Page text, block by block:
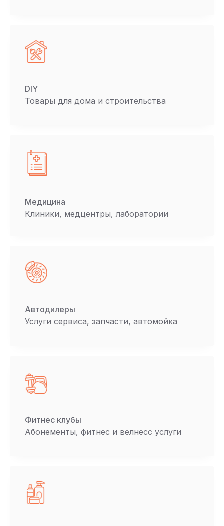
DIY
Товары для дома и строительства
Медицина
Клиники, медцентры, лаборатории
Автодилеры
Услуги сервиса, запчасти, автомойка
Фитнес клубы
Абонементы, фитнес и велнесс услуги